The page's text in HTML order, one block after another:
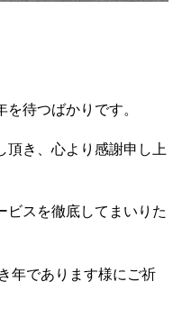
待つばかりです。
頂き、心より感謝申し上
ビスを徹底してまいりた
年であります様にご祈